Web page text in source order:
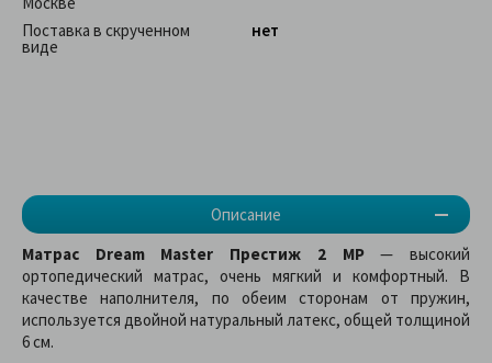
Описание
Поставка в скрученном
виде
нет
Матрас Dream Master Престиж 2 MP— высокий
ортопедический матрас, очень мягкий и комфортный. В
качестве наполнителя, по обеим сторонам от пружин,
используется двойной натуральный латекс, общей толщиной
6 см.